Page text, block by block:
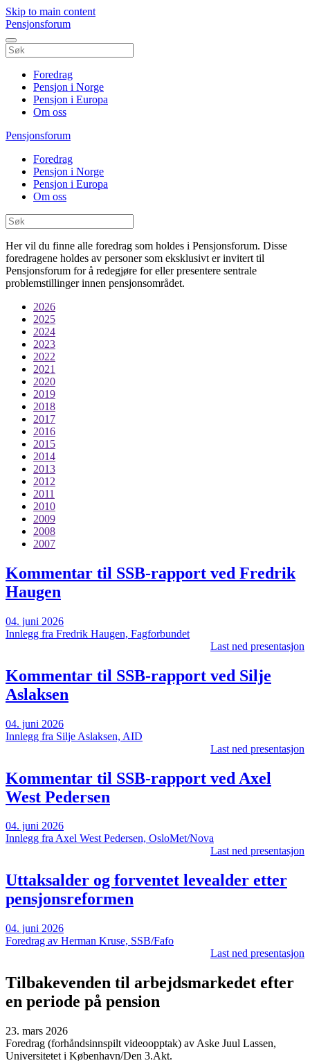
Skip to main content
Pensjonsforum
Foredrag
Pensjon i Norge
Pensjon i Europa
Om oss
Pensjonsforum
Foredrag
Pensjon i Norge
Pensjon i Europa
Om oss
Her vil du finne alle foredrag som holdes i Pensjonsforum. Disse
foredragene holdes av personer som eksklusivt er invitert til
Pensjonsforum for å redegjøre for eller presentere sentrale
problemstillinger innen pensjonsområdet.
2026
2025
2024
2023
2022
2021
2020
2019
2018
2017
2016
2015
2014
2013
2012
2011
2010
2009
2008
2007
Kommentar til SSB-rapport ved Fredrik
Haugen
04. juni 2026
Innlegg fra Fredrik Haugen, Fagforbundet
Last ned presentasjon
Kommentar til SSB-rapport ved Silje
Aslaksen
04. juni 2026
Innlegg fra Silje Aslaksen, AID
Last ned presentasjon
Kommentar til SSB-rapport ved Axel
West Pedersen
04. juni 2026
Innlegg fra Axel West Pedersen, OsloMet/Nova
Last ned presentasjon
Uttaksalder og forventet levealder etter
pensjonsreformen
04. juni 2026
Foredrag av Herman Kruse, SSB/Fafo
Last ned presentasjon
Tilbakevenden til arbejdsmarkedet efter
en periode på pension
23. mars 2026
Foredrag (forhåndsinnspilt videoopptak) av Aske Juul Lassen,
Universitetet i København/Den 3.Akt.